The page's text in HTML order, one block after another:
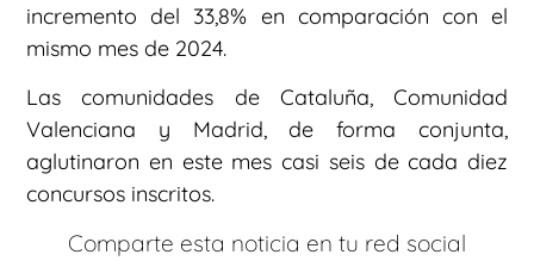
incremento del 33,8% en comparación con el
mismo mes de 2024.
Las comunidades de Cataluña, Comunidad
Valenciana y Madrid, de forma conjunta,
aglutinaron en este mes casi seis de cada diez
concursos inscritos.
Comparte esta noticia en tu red social